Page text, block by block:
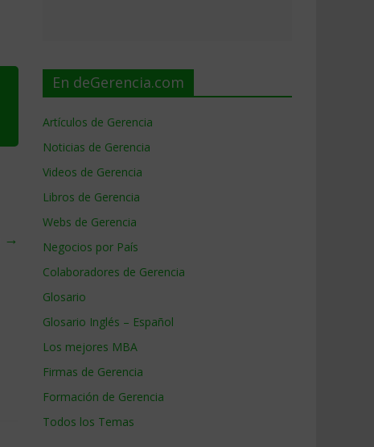
→
En deGerencia.com
Artículos de Gerencia
Noticias de Gerencia
Videos de Gerencia
Libros de Gerencia
Webs de Gerencia
Negocios por País
Colaboradores de Gerencia
Glosario
Glosario Inglés – Español
Los mejores MBA
Firmas de Gerencia
Formación de Gerencia
Todos los Temas